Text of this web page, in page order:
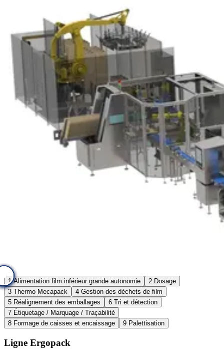
5
1Alimentation film inférieur grande autonomie 2 Dosage
3 Thermo Mecapack 4 Gestion des déchets de film
5 Réalignement des emballages 6 Tri et détection
7 Étiquetage / Marquage / Traçabilité
8 Formage de caisses et encaissage 9 Palettisation
Ligne Ergopack